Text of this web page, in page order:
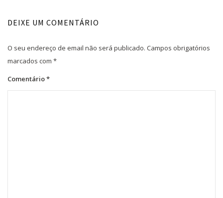
DEIXE UM COMENTÁRIO
O seu endereço de email não será publicado. Campos obrigatórios
marcados com *
Comentário*